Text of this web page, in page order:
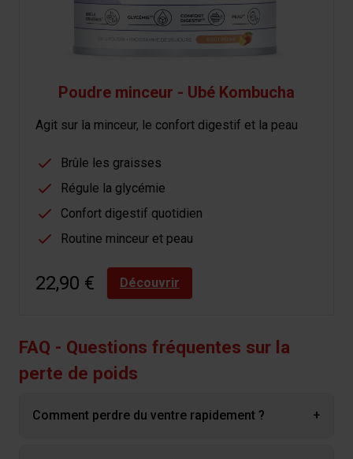
Poudre minceur - Ubé Kombucha
Agit sur la minceur, le confort digestif et la peau
Brûle les graisses
Régule la glycémie
Confort digestif quotidien
Routine minceur et peau
22,90 € Découvrir
FAQ - Questions fréquentes sur la
perte de poids
Comment perdre du ventre rapidement ? +